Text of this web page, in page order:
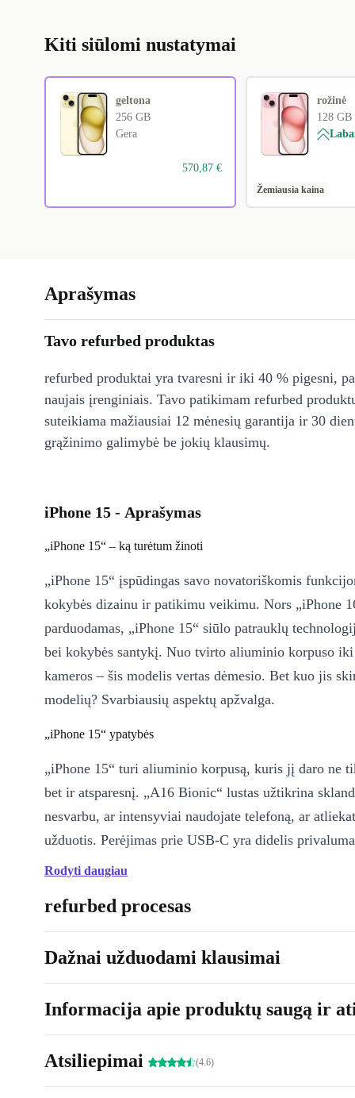
Kiti siūlomi nustatymai
geltona
256 GB
Gera
570,87 €
rožinė
128 GB
Žemiausia kaina
Aprašymas
Tavo refurbed produktas
refurbed produktai yra tvaresni ir iki 40 % pigesni,
naujais įrenginiais. Tavo patikimam refurbed
suteikiama mažiausiai 12 mėnesių garantija ir 30
grąžinimo galimybė be jokių klausimų.
iPhone 15 - Aprašymas
„iPhone 15“ – ką turėtum žinoti
„iPhone 15“ įspūdingas savo novatoriškomis
kokybės dizainu ir patikimu veikimu. Nors „iPhone
parduodamas, „iPhone 15“ siūlo patrauklų
bei kokybės santykį. Nuo tvirto aliuminio korpuso
kameros – šis modelis vertas dėmesio. Bet kuo jis
modelių? Svarbiausių aspektų apžvalga.
„iPhone 15“ ypatybės
„iPhone 15“ turi aliuminio korpusą, kuris jį daro ne
bet ir atsparesnį. „A16 Bionic“ lustas užtikrina
nesvarbu, ar intensyviai naudojate telefoną, ar
užduotis. Perėjimas prie USB-C yra didelis
padaro įkrovimą ir duomenų perdavimą greitesnį ir
veikimo laikas, kuris be problemų atlaiko kasdienį
Atsakymas yra aiškus „taip“! Su savo išskirtiniu
patobulinta kamera ir novatoriškomis funkcijomis
patikimo, galingo ir ateities poreikius atitinkančio
telefono. Ypač patobulintos kameros naktinio režimo
Rodyti daugiau
refurbed procesas
Dažnai užduodami klausimai
Informacija apie produktų saugą ir
Atsiliepimai (4.6)